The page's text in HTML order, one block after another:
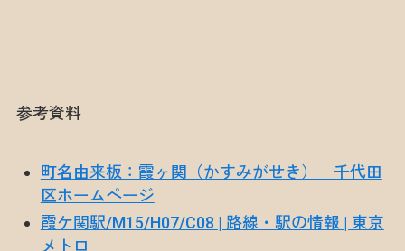
参考資料
町名由来板：霞ヶ関（かすみがせき）｜千代田
区ホームページ
霞ケ関駅/M15/H07/C08 | 路線・駅の情報 | 東京
メトロ